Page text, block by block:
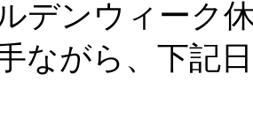
ルデンウィーク
ながら、下記